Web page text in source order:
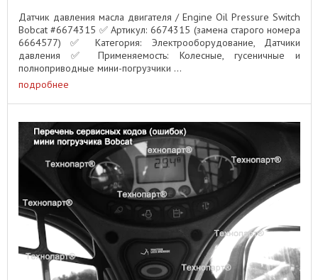
Датчик давления масла двигателя / Engine Oil Pressure Switch
Bobcat #6674315 ✅ Артикул: 6674315 (замена старого номера
6664577) ✅ Категория: Электрооборудование, Датчики
давления ✅ Применяемость: Колесные, гусеничные и
полноприводные мини-погрузчики ...
подробнее